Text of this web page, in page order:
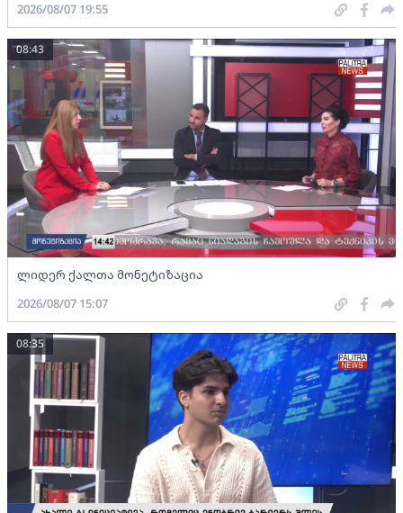
2026/08/07 19:55
ლიდერ ქალთა მონეტიზაცია
08:43
2026/08/07 15:07
08:35